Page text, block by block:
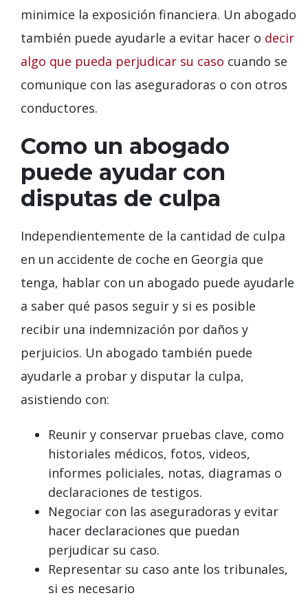
minimice la exposición financiera. Un abogado
también puede ayudarle a evitar hacer o decir
algo que pueda perjudicar su caso cuando se
comunique con las aseguradoras o con otros
conductores.
Como un abogado
puede ayudar con
disputas de culpa
Independientemente de la cantidad de culpa
en un accidente de coche en Georgia que
tenga, hablar con un abogado puede ayudarle
a saber qué pasos seguir y si es posible
recibir una indemnización por daños y
perjuicios. Un abogado también puede
ayudarle a probar y disputar la culpa,
asistiendo con:
Reunir y conservar pruebas clave, como
historiales médicos, fotos, videos,
informes policiales, notas, diagramas o
declaraciones de testigos.
Negociar con las aseguradoras y evitar
hacer declaraciones que puedan
perjudicar su caso.
Representar su caso ante los tribunales,
si es necesario